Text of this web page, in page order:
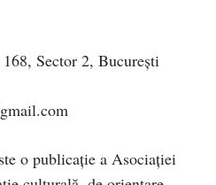
Sector 2, București
o publicaţie a Asociaţiei